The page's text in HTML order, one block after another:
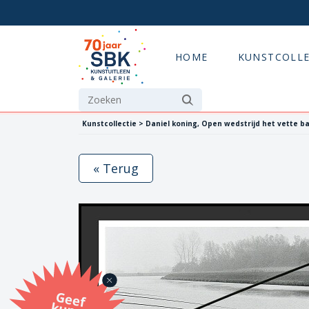
HOME
Kunstcollectie > Daniel koning, Open wedstrijd het vette
G
eef
u
n
st
a
d
o
m
et
e SB
K
u
n
stb
o
n
« Terug